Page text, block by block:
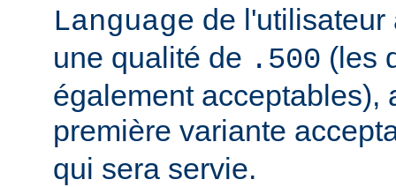
Language de
une qualité de .500 (les
également acceptables),
première variante
qui sera servie.